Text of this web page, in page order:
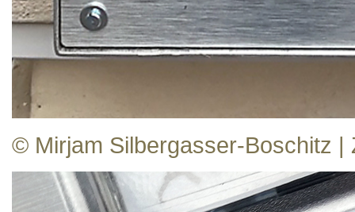
© Mirjam Silbergasser-Boschitz |